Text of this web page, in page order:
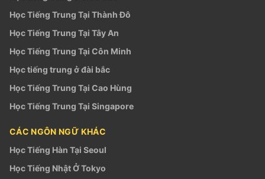
Học Tiếng Trung Tại Thành Đô
Học Tiếng Trung Tại Tây An
Học Tiếng Trung Tại Côn Minh
Học tiếng trung ở đài bắc
Học Tiếng Trung Tại Cao Hùng
Học Tiếng Trung Tại Singapore
CÁC NGÔN NGỮ KHÁC
Học Tiếng Hàn Tại Seoul
Học Tiếng Nhật Ở Tokyo